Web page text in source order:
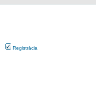
Registrácia